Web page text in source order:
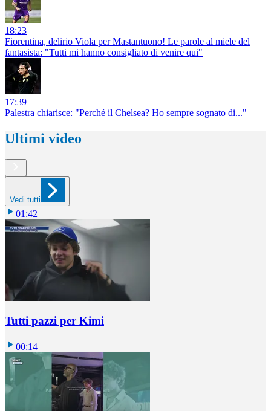
18:23
Fiorentina, delirio Viola per Mastantuono! Le parole al miele del
fantasista: "Tutti mi hanno consigliato di venire qui"
17:39
Palestra chiarisce: "Perché il Chelsea? Ho sempre sognato di..."
Ultimi video
Vedi tutti
01:42
Tutti pazzi per Kimi
00:14